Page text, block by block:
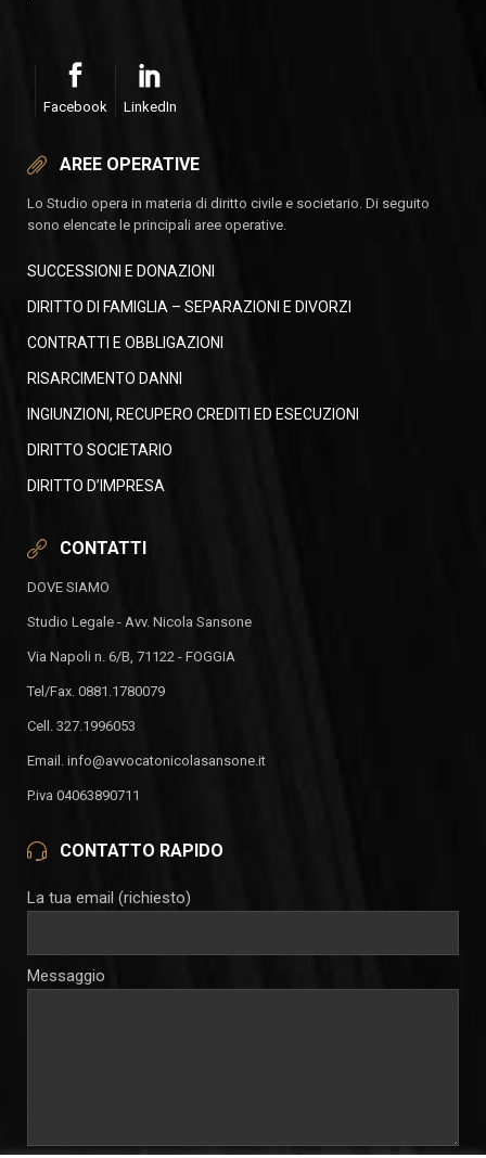
Facebook LinkedIn
AREE OPERATIVE
Lo Studio opera in materia di diritto civile e societario. Di seguito
sono elencate le principali aree operative.
SUCCESSIONI E DONAZIONI
DIRITTO DI FAMIGLIA – SEPARAZIONI E DIVORZI
CONTRATTI E OBBLIGAZIONI
RISARCIMENTO DANNI
INGIUNZIONI, RECUPERO CREDITI ED ESECUZIONI
DIRITTO SOCIETARIO
DIRITTO D’IMPRESA
CONTATTI
DOVE SIAMO
Studio Legale - Avv. Nicola Sansone
Via Napoli n. 6/B, 71122 - FOGGIA
Tel/Fax. 0881.1780079
Cell. 327.1996053
Email. info@avvocatonicolasansone.it
P.iva 04063890711
CONTATTO RAPIDO
La tua email (richiesto)
Messaggio